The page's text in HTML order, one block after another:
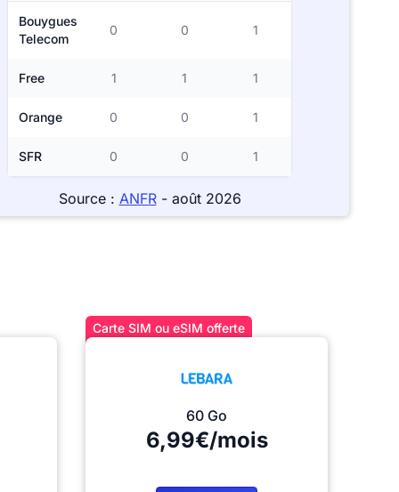
Bouygues
Telecom
0 0 1
Free 1 1 1
Orange 0 0 1
SFR 0 0 1
Source : ANFR- août 2026
Carte SIM ou eSIM offerte
60 Go
6,99€/mois